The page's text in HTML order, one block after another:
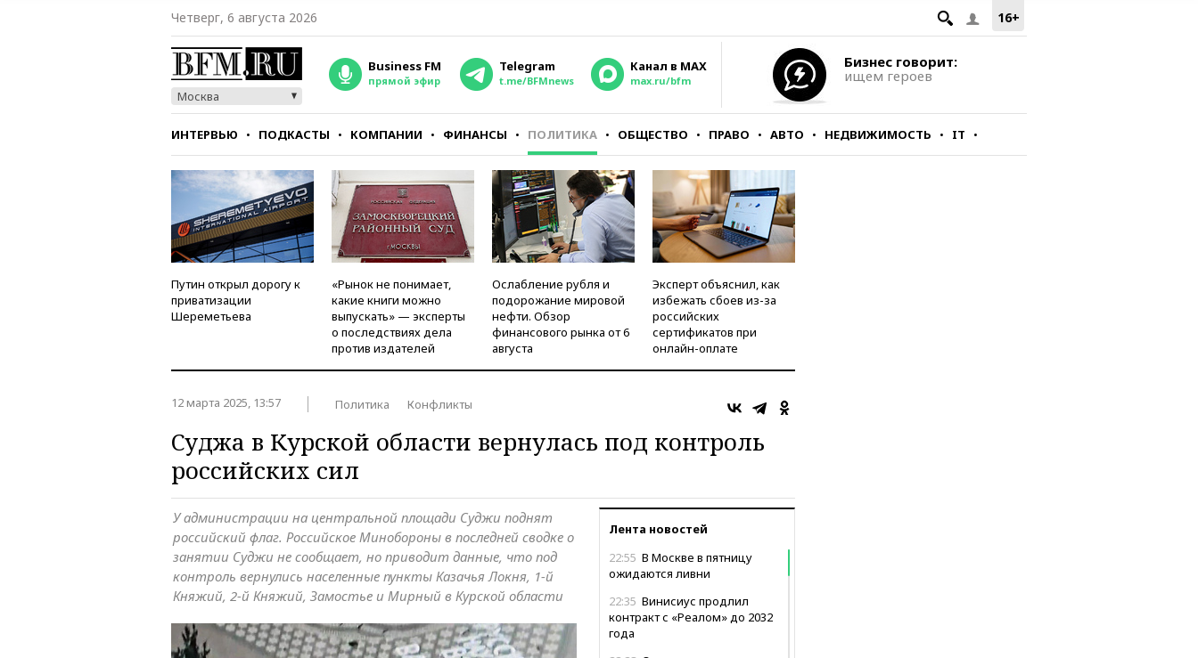
16+
Четверг, 6 августа 2026
Москва
Business FM
прямой эфир
Telegram
t.me/BFMnews
Канал в MAX
max.ru/bfm
Бизнес говорит:
ищем героев
ИНТЕРВЬЮ ПОДКАСТЫ КОМПАНИИ ФИНАНСЫ ПОЛИТИКА ОБЩЕСТВО ПРАВО АВТО НЕДВИЖИМОСТЬ IT
СТИЛЬ ТЕСТЫ
Путин открыл дорогу к
приватизации
Шереметьева
«Рынок не понимает,
какие книги можно
выпускать» — эксперты
о последствиях дела
против издателей
Ослабление рубля и
подорожание мировой
нефти. Обзор
финансового рынка от 6
августа
Эксперт объяснил, как
избежать сбоев из-за
российских
сертификатов при
онлайн-оплате
12 марта 2025, 13:57 Политика Конфликты
Суджа в Курской области вернулась под контроль
российских сил
Лента новостей
22:55 В Москве в пятницу
ожидаются ливни
22:35 Винисиус продлил
контракт с «Реалом» до 2032
года
У администрации на центральной площади Суджи поднят
российский флаг. Российское Минобороны в последней сводке о
занятии Суджи не сообщает, но приводит данные, что под
контроль вернулись населенные пункты Казачья Локня, 1-й
Княжий, 2-й Княжий, Замостье и Мирный в Курской области